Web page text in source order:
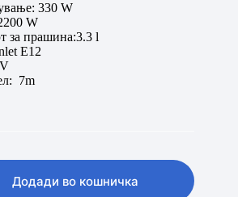
330 W
W
за прашина:3.3 l
E12
7m
Додади во кошничка